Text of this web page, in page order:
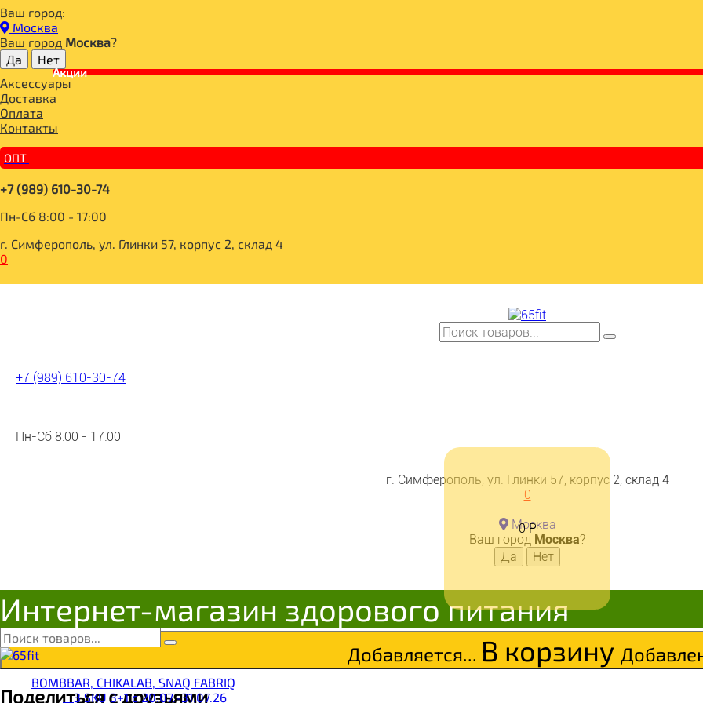
Ваш город:
Москва
Ваш город Москва?
Акции
Аксессуары
Доставка
Оплата
Контакты
ОПТ
+7 (989) 610-30-74
Пн-Сб 8:00 - 17:00
г. Симферополь, ул. Глинки 57, корпус 2, склад 4
0
+7 (989) 610-30-74
Пн-Сб 8:00 - 17:00
г. Симферополь, ул. Глинки 57, корпус 2, склад 4
0
0Р
Москва
Ваш город Москва?
Интернет-магазин здорового питания
BOMBBAR, CHIKALAB, SNAQ FABRIQ
__3 SKU 3+1 с 20.07.-31.07.26
Главная
ДЛЯ ЗДОРОВОГО ПИТАНИЯ
ГОТОВЫЕ БЛЮДА
ПАСТЫ, ПАШТЕТЫ, УРБЕЧИ
ЖИТНИЦА ЗДОРОВЬЯ Ореховая паста с миндалем 200г
ЖИТНИЦА ЗДОРОВЬЯ Ореховая паста с миндалем 200г
392Р
Под заказ
Добавляется... В корзину
Поделиться с друзьями